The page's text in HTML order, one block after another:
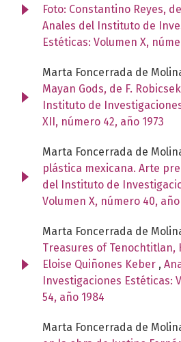
Foto: Constantino Reyes,
Anales del Instituto de
Estéticas: Volumen X,
Marta Foncerrada de
Mayan Gods, de F. Robicsek
Instituto de
XII, número 42, año 1973
Marta Foncerrada de
plástica mexicana. Arte
del Instituto de
Volumen X, número 40, año
Marta Foncerrada de
Treasures of Tenochtitlan,
Eloise Quiñones Keber ,
Investigaciones Estéticas:
54, año 1984
Marta Foncerrada de